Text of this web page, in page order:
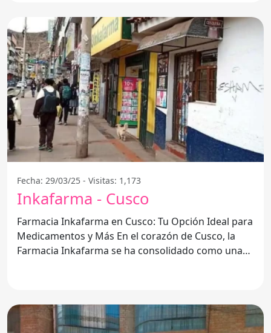
Fecha: 29/03/25 - Visitas: 1,173
Inkafarma - Cusco
Farmacia Inkafarma en Cusco: Tu Opción Ideal para
Medicamentos y Más En el corazón de Cusco, la
Farmacia Inkafarma se ha consolidado como una